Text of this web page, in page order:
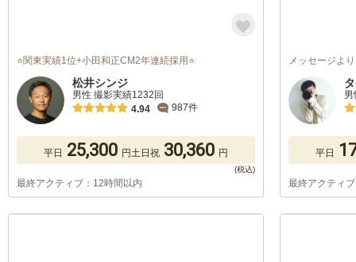
⭐関東実績1位+小田和正CM2年連続採用⭐
松井シンジ
男性 撮影実績1232回
4.94
987件
平日 25,300 円土日祝 30,360 円
最終アクティブ：12時間以内
メッセージよ
平日
最終アクティ